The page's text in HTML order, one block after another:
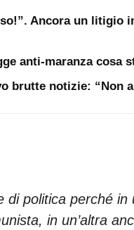
Ancora un litigio
anti-maranza cosa
brutte notizie: “Non
di politica perché
in un’altra